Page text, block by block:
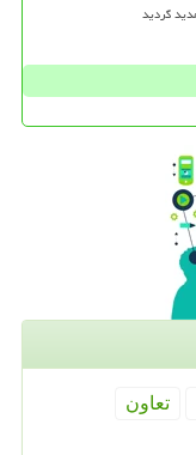
تعاون